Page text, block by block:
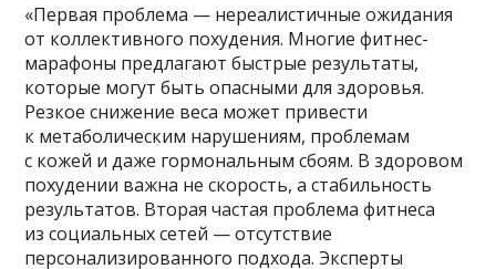
«Первая проблема — нереалистичные ожидания
от коллективного похудения. Многие фитнес-
марафоны предлагают быстрые результаты,
которые могут быть опасными для здоровья.
Резкое снижение веса может привести
к метаболическим нарушениям, проблемам
с кожей и даже гормональным сбоям. В здоровом
похудении важна не скорость, а стабильность
результатов. Вторая частая проблема фитнеса
из социальных сетей — отсутствие
персонализированного подхода. Эксперты